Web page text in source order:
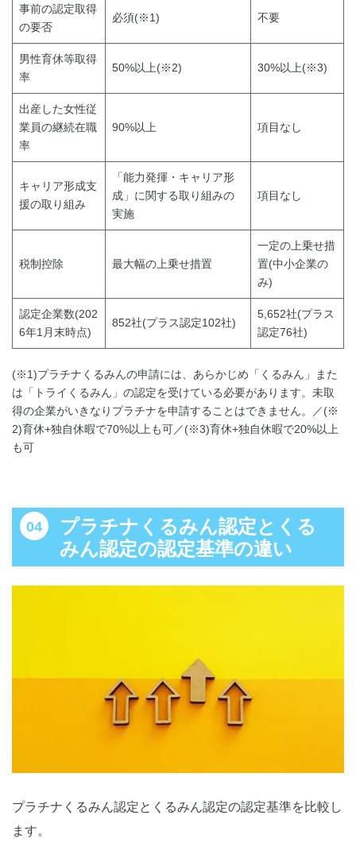
事前の認定取得
の要否
必須(※1) 不要
男性育休等取得
率
50%以上(※2) 30%以上(※3)
出産した女性従
業員の継続在職
率
90%以上 項目なし
キャリア形成支
援の取り組み
「能力発揮・キャリア形
成」に関する取り組みの
実施
項目なし
税制控除 最大幅の上乗せ措置
一定の上乗せ措
置(中小企業の
み)
認定企業数(202
6年1月末時点)
852社(プラス認定102社)
5,652社(プラス
認定76社)
(※1)プラチナくるみんの申請には、あらかじめ「くるみん」また
は「トライくるみん」の認定を受けている必要があります。未取
得の企業がいきなりプラチナを申請することはできません。／(※
2)育休+独自休暇で70%以上も可／(※3)育休+独自休暇で20%以上
も可
プラチナくるみん認定とくる
みん認定の認定基準の違い
プラチナくるみん認定とくるみん認定の認定基準を比較し
ます。